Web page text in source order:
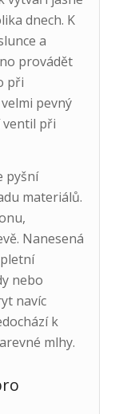
dnech. K
a
provádět
při
pevný
ventil při
pyšní
materiálů.
Nanesená
nebo
navíc
k
mlhy.